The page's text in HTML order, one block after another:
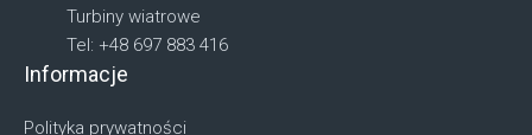
Turbiny wiatrowe
Tel: +48 697 883 416
Informacje
Polityka prywatności